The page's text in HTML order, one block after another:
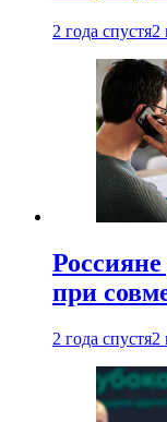
2 года спустя2
Россияне
при
2 года спустя2